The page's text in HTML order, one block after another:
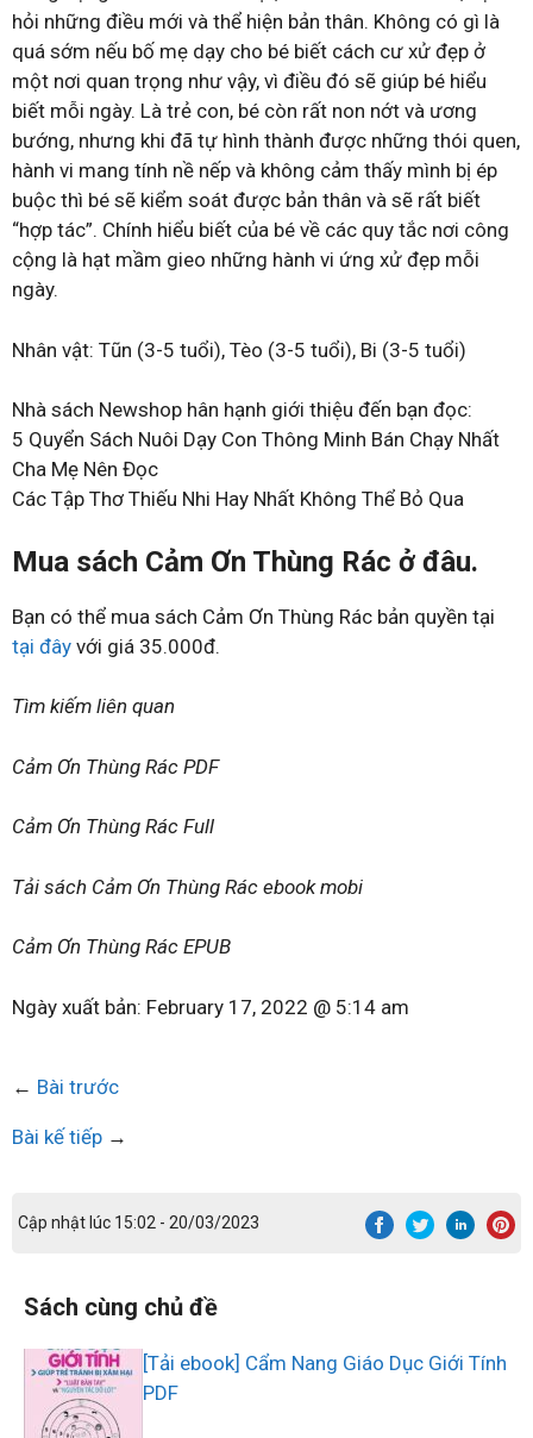
hỏi những điều mới và thể hiện bản thân. Không có gì là
quá sớm nếu bố mẹ dạy cho bé biết cách cư xử đẹp ở
một nơi quan trọng như vậy, vì điều đó sẽ giúp bé hiểu
biết mỗi ngày. Là trẻ con, bé còn rất non nớt và ương
bướng, nhưng khi đã tự hình thành được những thói quen,
hành vi mang tính nề nếp và không cảm thấy mình bị ép
buộc thì bé sẽ kiểm soát được bản thân và sẽ rất biết
“hợp tác”. Chính hiểu biết của bé về các quy tắc nơi công
cộng là hạt mầm gieo những hành vi ứng xử đẹp mỗi
ngày.
Nhân vật: Tũn (3-5 tuổi), Tèo (3-5 tuổi), Bi (3-5 tuổi)
Nhà sách Newshop hân hạnh giới thiệu đến bạn đọc:
5 Quyển Sách Nuôi Dạy Con Thông Minh Bán Chạy Nhất
Cha Mẹ Nên Đọc
Các Tập Thơ Thiếu Nhi Hay Nhất Không Thể Bỏ Qua
Mua sách Cảm Ơn Thùng Rác ở đâu.
Bạn có thể mua sách Cảm Ơn Thùng Rác bản quyền tại
tại đây với giá 35.000đ.
Tìm kiếm liên quan
Cảm Ơn Thùng Rác PDF
Cảm Ơn Thùng Rác Full
Tải sách Cảm Ơn Thùng Rác ebook mobi
Cảm Ơn Thùng Rác EPUB
Ngày xuất bản: February 17, 2022 @ 5:14 am
← Bài trước
Bài kế tiếp →
Cập nhật lúc 15:02 - 20/03/2023
Sách cùng chủ đề
[Tải ebook] Cẩm Nang Giáo Dục Giới Tính
PDF